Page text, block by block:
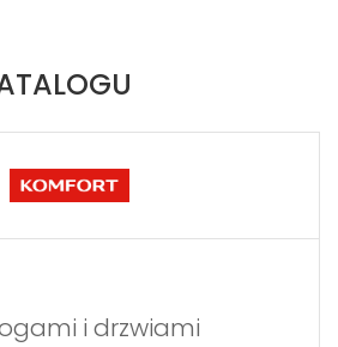
i drzwiami